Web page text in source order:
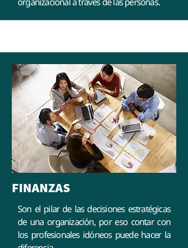
FINANZAS
Son el pilar de las decisiones estratégicas
de una organización, por eso contar con
los profesionales idóneos puede hacer la